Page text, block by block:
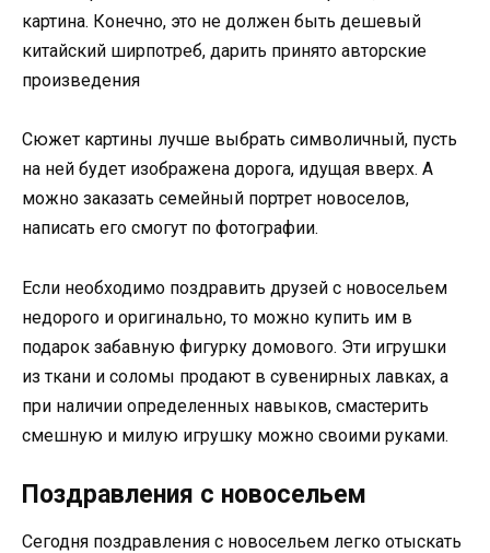
картина. Конечно, это не должен быть дешевый
китайский ширпотреб, дарить принято авторские
произведения
Сюжет картины лучше выбрать символичный, пусть
на ней будет изображена дорога, идущая вверх. А
можно заказать семейный портрет новоселов,
написать его смогут по фотографии.
Если необходимо поздравить друзей с новосельем
недорого и оригинально, то можно купить им в
подарок забавную фигурку домового. Эти игрушки
из ткани и соломы продают в сувенирных лавках, а
при наличии определенных навыков, смастерить
смешную и милую игрушку можно своими руками.
Поздравления с новосельем
Сегодня поздравления с новосельем легко отыскать